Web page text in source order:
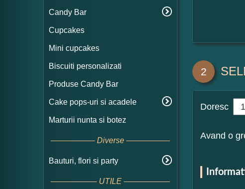
Candy Bar
Cupcakes
Mini cupcakes
Biscuiti personalizati
Produse Candy Bar
Cake pops-uri si acadele
Marturii nunta si botez
Diverse
Bauturi, flori si party
UTILE
2
Doresc
Avand o